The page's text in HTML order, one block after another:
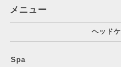
メニュー
ヘッド
Spa